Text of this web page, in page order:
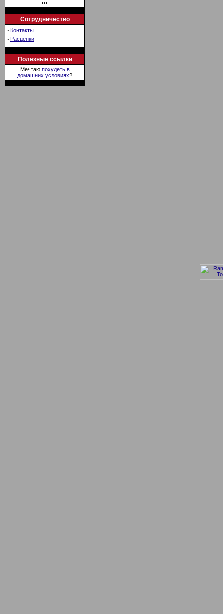
•••
Сотрудничество
· Контакты
· Расценки
Полезные ссылки
Мечтаю похудеть в
домашних условиях?